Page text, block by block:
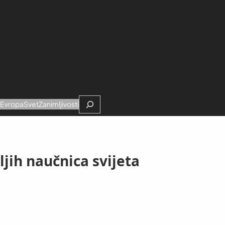
EvropaSvetZanimljivostiSearch
naučnica svijeta